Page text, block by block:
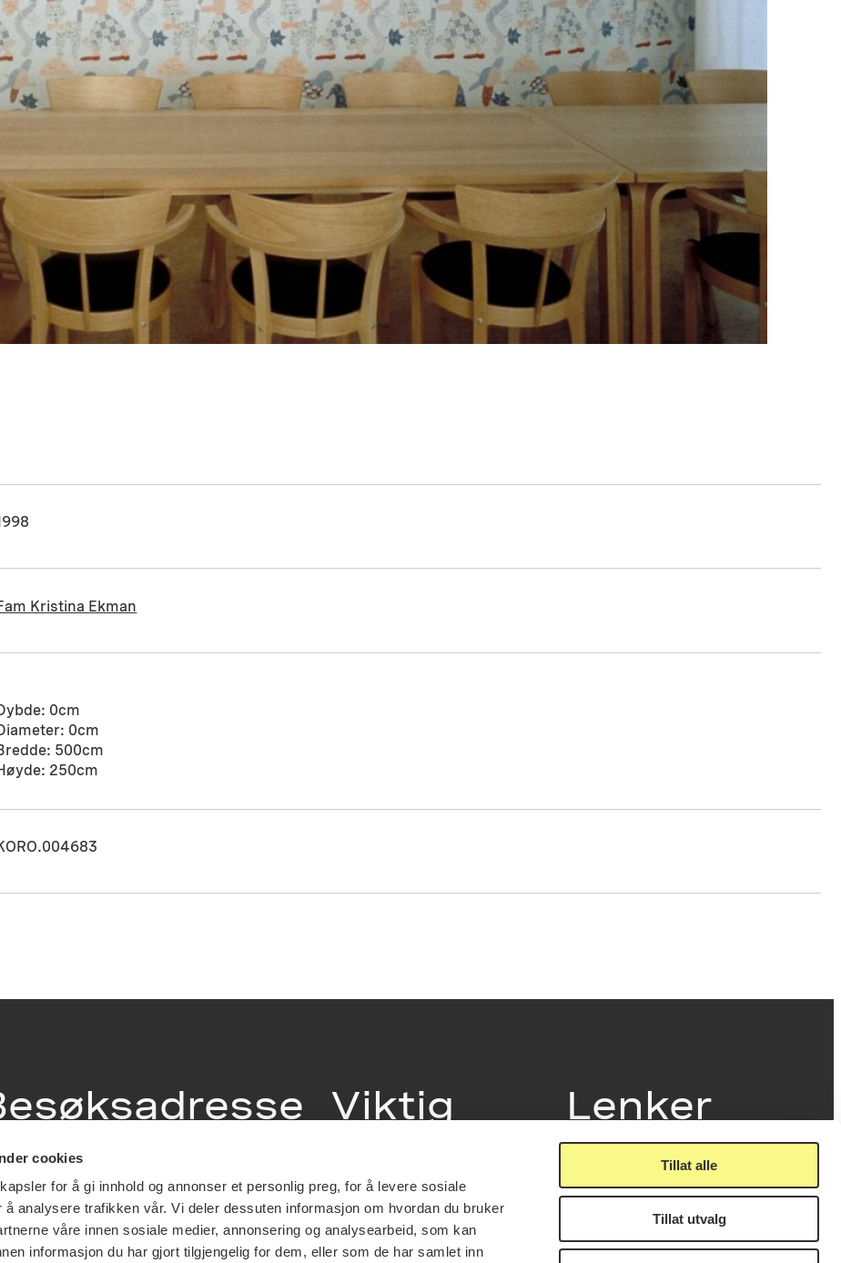
cookies
for å gi innhold og annonser et personlig preg, for å levere sosiale
å analysere trafikken vår. Vi deler dessuten informasjon om hvordan du bruker
våre innen sosiale medier, annonsering og analysearbeid, som kan
informasjon du har gjort tilgjengelig for dem, eller som de har samlet inn
Tillat alle
Tillat utvalg
Kristina Ekman
0cm
0cm
500cm
250cm
Løkkeveien,
Oslo
Viktig
Utbetaling og fakturering
Personvernerklæring
Lenker
Nyhetsbrev
Offentlig postjournal
Oppdragsportalen